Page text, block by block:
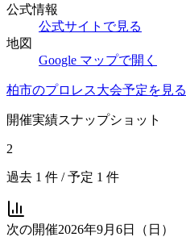
公式情報
公式サイトで見る
地図
Google マップで開く
柏市のプロレス大会予定を見る
開催実績スナップショット
2
過去 1 件 / 予定 1 件
次の開催2026年9月6日（日）